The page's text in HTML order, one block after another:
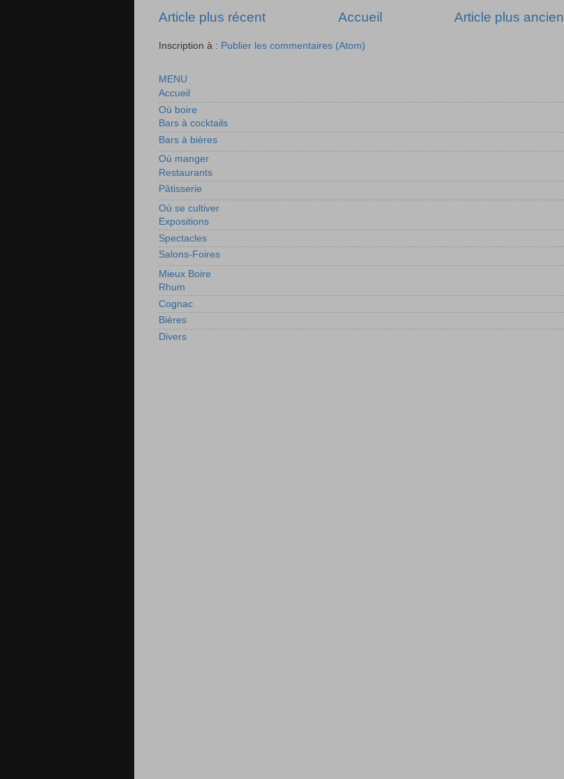
Article plus récent Article plus ancien
Accueil
Inscription à : Publier les commentaires (Atom)
MENU
Accueil
Où boire
Bars à cocktails
Bars à bières
Où manger
Restaurants
Pâtisserie
Où se cultiver
Expositions
Spectacles
Salons-Foires
Mieux Boire
Rhum
Cognac
Bières
Divers